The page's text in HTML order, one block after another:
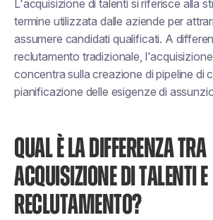
L'acquisizione di talenti si riferisce alla
termine utilizzata dalle aziende per
assumere candidati qualificati. A
reclutamento tradizionale,
concentra sulla creazione di pipeline di
pianificazione delle esigenze di
QUAL È LA DIFFERENZA TRA
ACQUISIZIONE DI TALENTI E
RECLUTAMENTO?